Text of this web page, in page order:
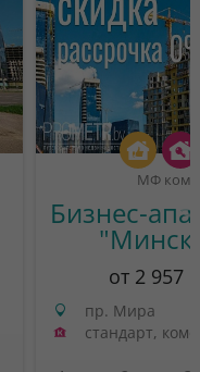
МФ
Бизнес-
от 2 957
пр. Мира
стандарт,